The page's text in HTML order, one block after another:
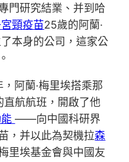
門研究結業、并到哈
頸疫苗25歲的阿蘭·
本身的公司，這家公
，阿蘭·梅里埃搭乘那
直航航班，開啟了他
能——向中國科研界
，并以此為契機拉森
里埃基金會與中國友